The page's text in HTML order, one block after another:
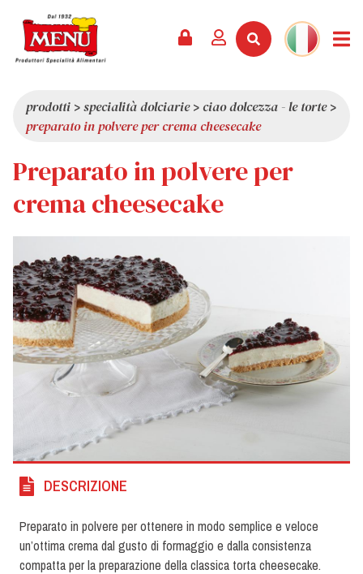
CATALOGO
SERVIZI
ULTIME NOVITÀ
PREMI
RASSEGNA STAMPA
CHI SIAMO
QUALITÀ
VALORI
CURIOSITÀ
LAVORA CON NOI
prodotti >specialità dolciarie>ciao dolcezza - le torte>
preparato in polvere per crema cheesecake
Preparato in polvere per
crema cheesecake
DESCRIZIONE
Preparato in polvere per ottenere in modo semplice e veloce
un’ottima crema dal gusto di formaggio e dalla consistenza
compatta per la preparazione della classica torta cheesecake.